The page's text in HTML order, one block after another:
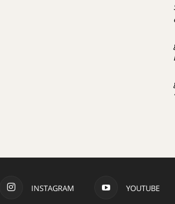
INSTAGRAM YOUTUBE